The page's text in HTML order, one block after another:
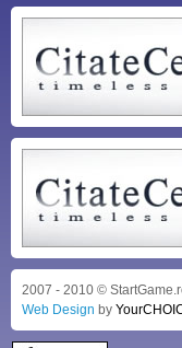
2007 - 2010 ©
Web Design by